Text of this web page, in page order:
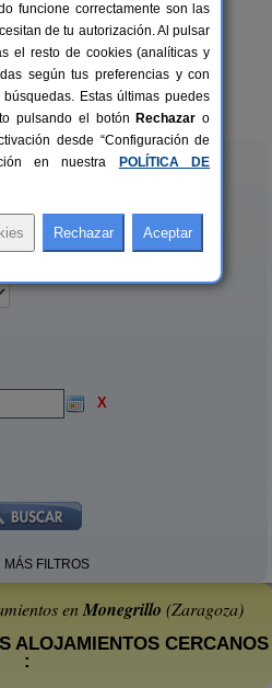
11-13 pers.
desde30 €
Ana
X
MÁS FILTROS
enMonegrillo (Zaragoza)
ALOJAMIENTOS CERCANOS
:
funcione correctamente son las
de tu autorización. Al pulsar
el resto de cookies (analíticas y
según tus preferencias y con
Estas últimas puedes
pulsando el botón Rechazar o
desde “Configuración de
en nuestra
POLÍTICA DE